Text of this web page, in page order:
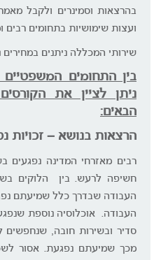
בהרצאות וסמינרים ולקבל
ועצות שימושיות בתחומים רבים
שירותי המכללה ניתנים
בין התחומים
ניתן לציין את
הבאים:
הרצאות בנושא – זכויות
רבים מאזרחי המדינה
חשיפה לרעש. בין הלוקים
העבודה שבדרך כלל שמיעתם
העבודה. אוכלוסיה נוספת
סדיר ובשירות חובה, שנחפשים
מכך שמיעתם נפגעת. אסור